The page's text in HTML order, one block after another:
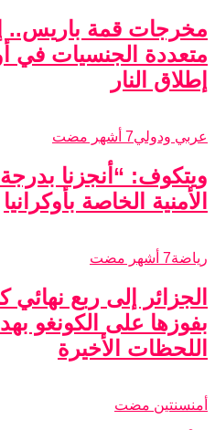
مخرجات قمة باريس..
متعددة الجنسيات في
إطلاق النار
عربي ودولي7 أشهر مضت
ويتكوف: “أنجزنا بدرجة
الأمنية الخاصة بأوكرانيا
رياضة7 أشهر مضت
الجزائر إلى ربع نهائي
بفوزها على الكونغو
اللحظات الأخيرة
أمنسنتين مضت